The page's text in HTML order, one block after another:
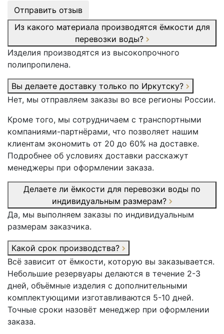
Отправить отзыв
Из какого материала производятся ёмкости для
перевозки воды?
Изделия производятся из высокопрочного
полипропилена.
Вы делаете доставку только по Иркутску?
Нет, мы отправляем заказы во все регионы России.
Кроме того, мы сотрудничаем с транспортными
компаниями-партнёрами, что позволяет нашим
клиентам экономить от 20 до 60% на доставке.
Подробнее об условиях доставки расскажут
менеджеры при оформлении заказа.
Делаете ли ёмкости для перевозки воды по
индивидуальным размерам?
Да, мы выполняем заказы по индивидуальным
размерам заказчика.
Какой срок производства?
Всё зависит от ёмкости, которую вы заказывается.
Небольшие резервуары делаются в течение 2-3
дней, объёмные изделия с дополнительными
комплектующими изготавливаются 5-10 дней.
Точные сроки назовёт менеджер при оформлении
заказа.